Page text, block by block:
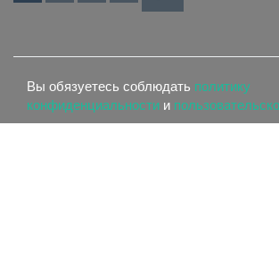
Вы обязуетесь соблюдать политику
конфиденциальности и